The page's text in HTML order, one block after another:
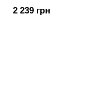
2 239 грн